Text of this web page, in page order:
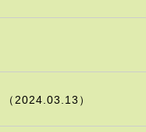
（2024.03.13）